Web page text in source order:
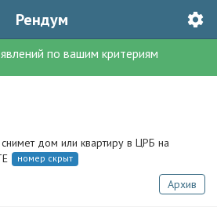
Рендум
по вашим критериям
дом или квартиру в ЦРБ на
номер скрыт
Архив